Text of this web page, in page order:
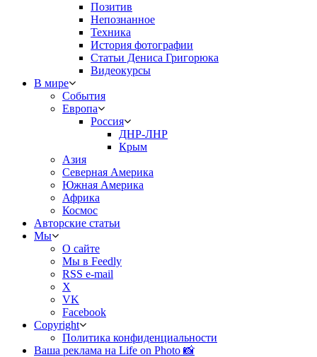
Позитив
Непознанное
Техника
История фотографии
Статьи Дениса Григорюка
Видеокурсы
В мире
События
Европа
Россия
ДНР-ЛНР
Крым
Азия
Северная Америка
Южная Америка
Африка
Космос
Авторские статьи
Мы
О сайте
Мы в Feedly
RSS e-mail
X
VK
Facebook
Copyright
Политика конфиденциальности
Ваша реклама на Life on Photo 📸